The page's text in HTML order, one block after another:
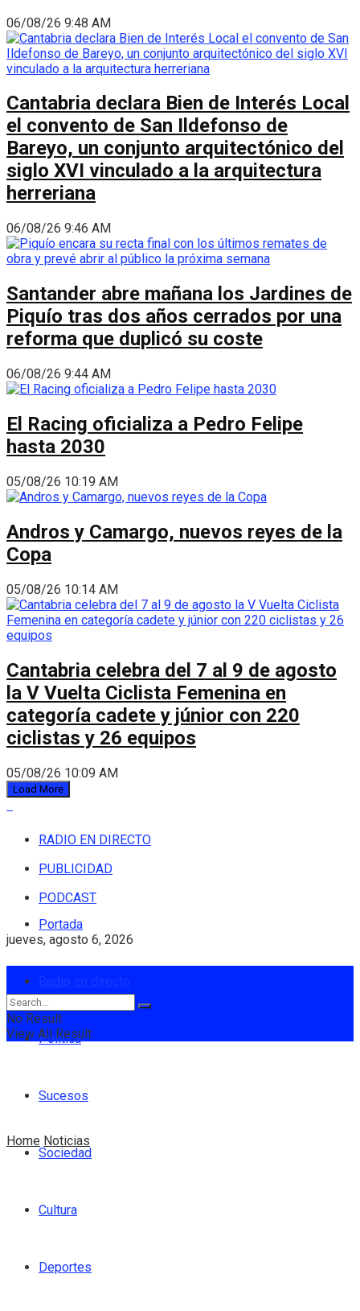
06/08/26 9:48 AM
Cantabria declara Bien de Interés Local
el convento de San Ildefonso de
Bareyo, un conjunto arquitectónico del
siglo XVI vinculado a la arquitectura
herreriana
06/08/26 9:46 AM
Santander abre mañana los Jardines de
Piquío tras dos años cerrados por una
reforma que duplicó su coste
06/08/26 9:44 AM
El Racing oficializa a Pedro Felipe
hasta 2030
05/08/26 10:19 AM
Andros y Camargo, nuevos reyes de la
Copa
05/08/26 10:14 AM
Cantabria celebra del 7 al 9 de agosto
la V Vuelta Ciclista Femenina en
categoría cadete y júnior con 220
ciclistas y 26 equipos
05/08/26 10:09 AM
Load More
RADIO EN DIRECTO
PUBLICIDAD
PODCAST
jueves, agosto 6, 2026
Portada
Política
Sucesos
Sociedad
Cultura
Deportes
No Result
View All Result
Home Noticias